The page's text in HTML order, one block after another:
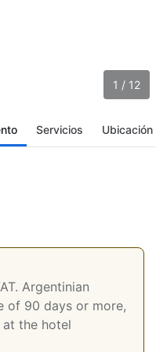
1 / 12
Servicios Ubicación
Argentinian
of 90 days or more,
at the hotel